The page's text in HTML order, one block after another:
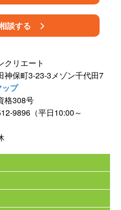
談する
クリエート
神保町3-23-3メゾン千代田7
プ
格308号
9896（平日10:00～